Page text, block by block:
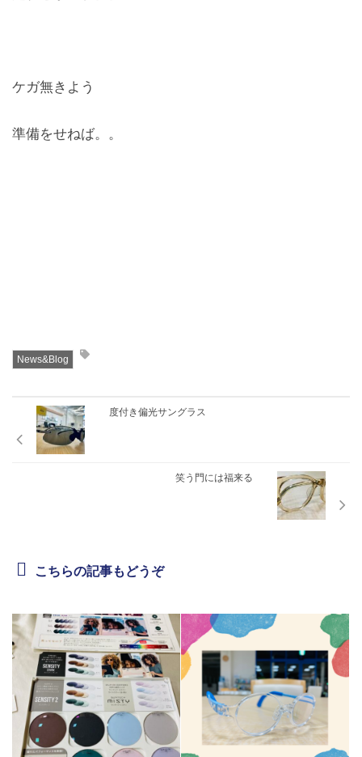
ケガ無きよう
準備をせねば。。
News&Blog
度付き偏光サングラス
笑う門には福来る
こちらの記事もどうぞ